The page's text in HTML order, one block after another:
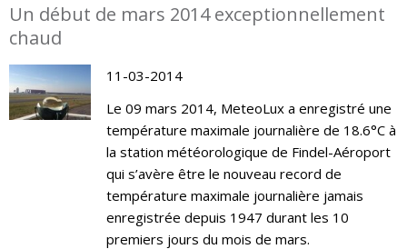
Un début de mars 2014 exceptionnellement
chaud
11-03-2014
Le 09 mars 2014, MeteoLux a enregistré une
température maximale journalière de 18.6°C à
la station météorologique de Findel-Aéroport
qui s’avère être le nouveau record de
température maximale journalière jamais
enregistrée depuis 1947 durant les 10
premiers jours du mois de mars.